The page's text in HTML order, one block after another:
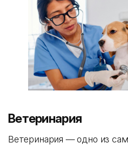
Ветеринария
Ветеринария — одно из